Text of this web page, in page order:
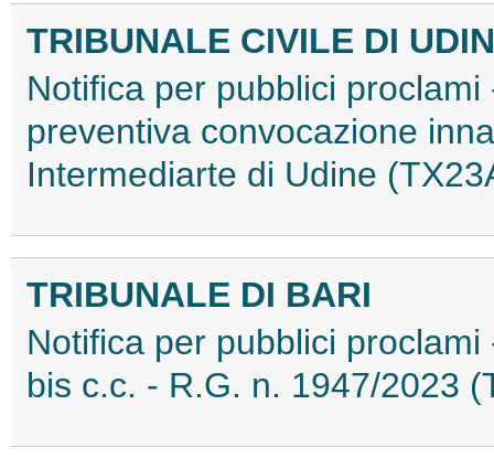
TRIBUNALE CIVILE DI
Notifica per pubblici
preventiva convocazione
Intermediarte di Udine
TRIBUNALE DI BARI
Notifica per pubblici
bis c.c. - R.G. n. 1947/2023